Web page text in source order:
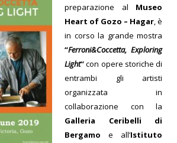
preparazione al Museo
Heart of Gozo – Hagar, è
in corso la grande mostra
“Ferroni&Coccetta, Exploring
Light“con opere storiche di
entrambi gli artisti
organizzata in
collaborazione con la
Galleria Ceribelli di
Bergamo e all’Istituto